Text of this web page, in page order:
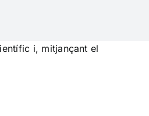
i, mitjançant el